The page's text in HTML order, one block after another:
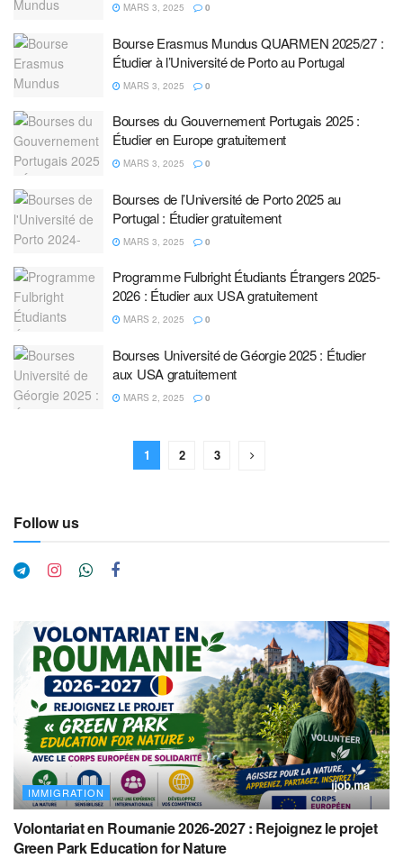
MARS 3, 2025 0
Bourse Erasmus Mundus QUARMEN 2025/27 :
Étudier à l’Université de Porto au Portugal
MARS 3, 2025 0
Bourses du Gouvernement Portugais 2025 :
Étudier en Europe gratuitement
MARS 3, 2025 0
Bourses de l’Université de Porto 2025 au
Portugal : Étudier gratuitement
MARS 3, 2025 0
Programme Fulbright Étudiants Étrangers 2025-
2026 : Étudier aux USA gratuitement
MARS 2, 2025 0
Bourses Université de Géorgie 2025 : Étudier
aux USA gratuitement
MARS 2, 2025 0
1 2 3
Follow us
IMMIGRATION
Volontariat en Roumanie 2026-2027 : Rejoignez le projet
Green Park Education for Nature